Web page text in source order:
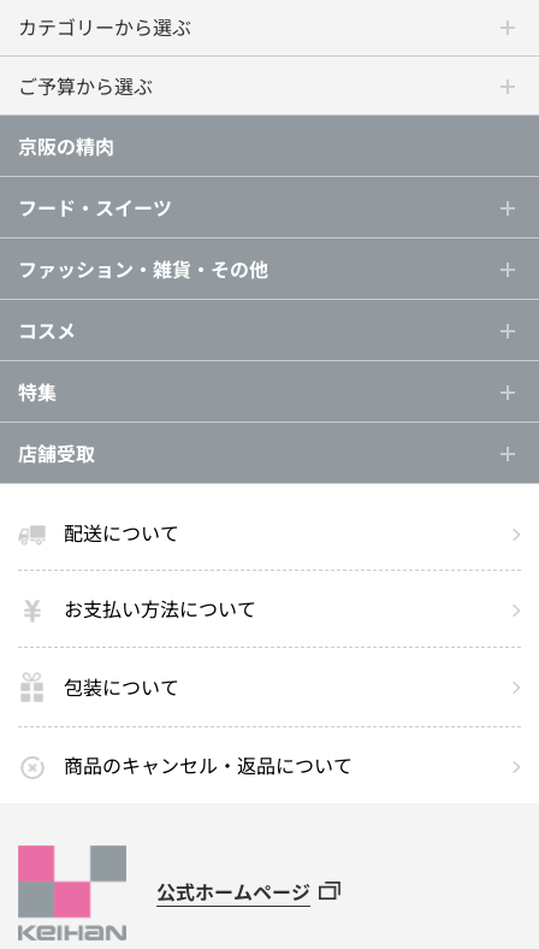
カテゴリーから選ぶ
ご予算から選ぶ
京阪の精肉
フード・スイーツ
ファッション・雑貨・その他
コスメ
特集
店舗受取
配送について
お支払い方法について
包装について
商品のキャンセル・返品について
公式ホームページ